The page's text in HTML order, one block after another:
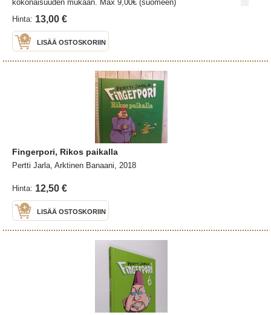
kokonaisuuden mukaan. Max 9,00€ (suomeen)
Hinta: 13,00 €
LISÄÄ OSTOSKORIIN
Fingerpori, Rikos paikalla
Pertti Jarla, Arktinen Banaani, 2018
Hinta: 12,50 €
LISÄÄ OSTOSKORIIN